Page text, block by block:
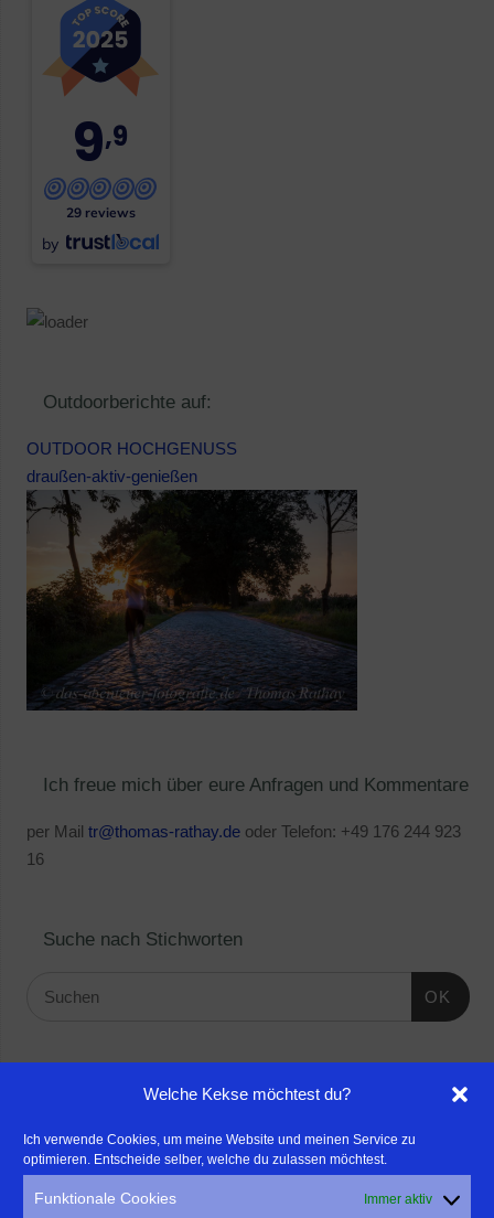
Welche Kekse möchtest du?
Ich verwende Cookies, um meine Website und meinen Service zu
optimieren. Entscheide selber, welche du zulassen möchtest.
Funktionale Cookies Immer aktiv
9,9
29 reviews
by
Outdoorberichte auf:
OUTDOOR HOCHGENUSS
draußen-aktiv-genießen
Ich freue mich über eure Anfragen und Kommentare
per Mail tr@thomas-rathay.deoder Telefon: +49 176 244 923
16
Suche nach Stichworten
OK
- Für professionelle Fotografen, die ihre Stärken mehr in den
Fokus rücken wollen, empfehle ich eine Beratung durch Frau
Dr. Martina Mettner